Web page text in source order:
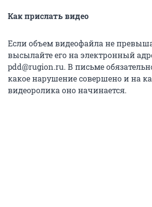
Как прислать видео
Если объем видеофайла не
высылайте его на электронный
pdd@rugion.ru. В письме
какое нарушение совершено и на
видеоролика оно начинается.